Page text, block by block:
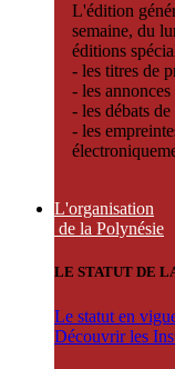
L'édition
semaine, du
éditions
- les titres de
- les
- les débats
- les
L'organisation
de la Polynésie
LE STATUT DE
Le statut en
Découvrir les